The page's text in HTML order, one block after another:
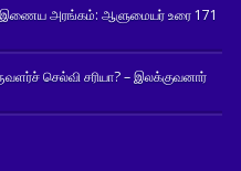
இணைய அரங்கம்: ஆளுமையர் உரை 171
செல்வி சரியா? – இலக்குவனார்